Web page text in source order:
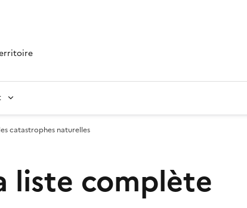
catastrophes naturelles
liste complète